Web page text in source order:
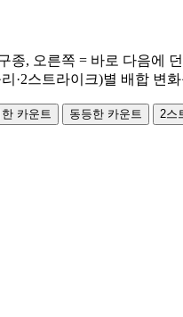
종, 오른쪽 = 바로 다음에
·2스트라이크)별 배합 변
카운트 동등한 카운트 2스